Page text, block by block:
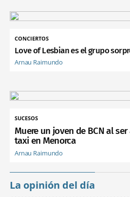
CONCIERTOS
Love of Lesbian es el grupo
Arnau Raimundo
SUCESOS
Muere un joven de BCN al
taxi en Menorca
Arnau Raimundo
La opinión del día